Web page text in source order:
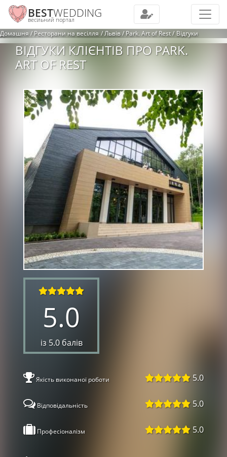
BESTWEDDING
весільний портал
Домашня Ресторани на весілля Львів Park. Art of Rest Відгуки
ВІДГУКИ КЛІЄНТІВ ПРО PARK.
ART OF REST
5.0
із 5.0 балів
Якість виконаної роботи 5.0
Відповідальність 5.0
Професіоналізм 5.0